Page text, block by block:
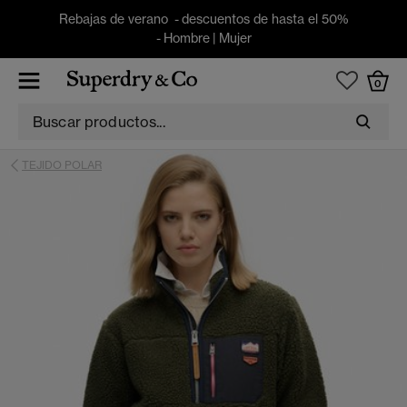
Rebajas de verano - descuentos de hasta el 50%
- Hombre| Mujer
0
TEJIDO POLAR